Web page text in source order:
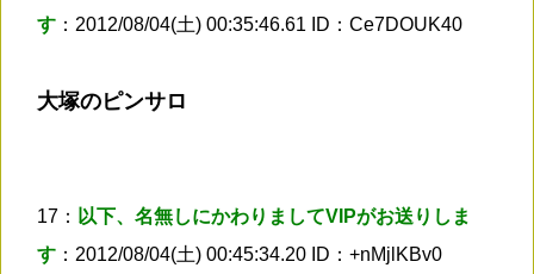
す ：2012/08/04(土) 00:35:46.61 ID：Ce7DOUK40
大塚のピンサロ
17： 以下、名無しにかわりましてVIPがお送りしま
す ：2012/08/04(土) 00:45:34.20 ID：+nMjlKBv0